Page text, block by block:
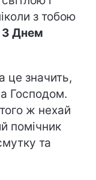
з тобою
З Днем
це значить,
Господом.
ж нехай
помічник
та